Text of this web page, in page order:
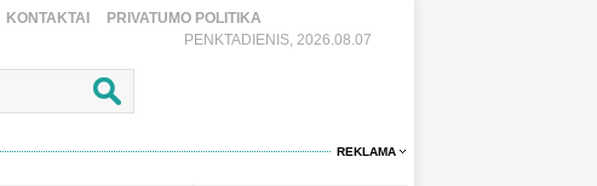
KONTAKTAI
PRIVATUMO POLITIKA
PENKTADIENIS, 2026.08.07
REKLAMA